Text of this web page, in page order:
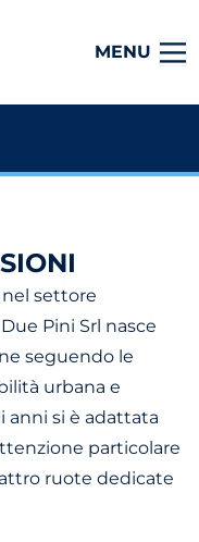
MENU
settore
Pini Srl nasce
seguendo le
urbana e
anni si è adattata
particolare
ruote dedicate